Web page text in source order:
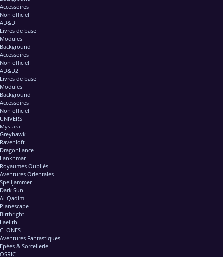
Accessoires
Non officiel
AD&D
Livres de base
Modules
Background
Accessoires
Non officiel
AD&D2
Livres de base
Modules
Background
Accessoires
Non officiel
UNIVERS
Mystara
Greyhawk
Ravenloft
DragonLance
Lankhmar
Royaumes Oubliés
Aventures Orientales
Spelljammer
Dark Sun
Al-Qadim
Planescape
Birthright
Laelith
CLONES
Aventures Fantastiques
Epées & Sorcellerie
OSRIC